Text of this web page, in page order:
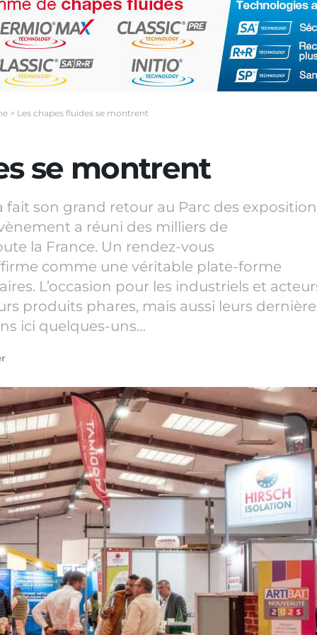
> Les chapes fluides se montrent
se montrent
fait son grand retour au Parc des
a réuni des milliers de
la France. Un rendez-vous
comme une véritable plate-forme
L’occasion pour les industriels et
produits phares, mais aussi leurs
ici quelques-uns…